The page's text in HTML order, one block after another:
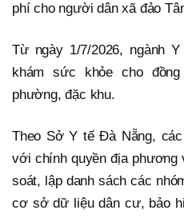
phí cho người dân xã đảo
Từ ngày 1/7/2026, ngành
khám sức khỏe cho
phường, đặc khu.
Theo Sở Y tế Đà Nẵng,
với chính quyền địa phương
soát, lập danh sách các
cơ sở dữ liệu dân cư, bảo